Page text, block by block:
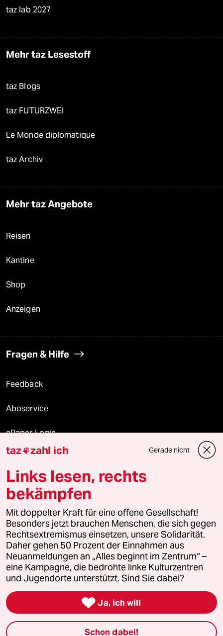
taz lab 2027
Mehr taz Lesestoff
taz Blogs
taz FUTURZWEI
Le Monde diplomatique
taz Archiv
Mehr taz Angebote
Reisen
Kantine
Shop
Anzeigen
Fragen & Hilfe
Feedback
Aboservice
ePaper Login
Downloads für Abonnierende
© 2026 taz Verlags und Vertriebs GmbH
Alle Rechte vorbehalten. Bei rechtlichen Fragen oder für Genehmigungen
wenden Sie sich bitte an
lizenzen@taz.de
Feedback Redaktionsstatut Kommune-Richtlinien
Leitlinie Informant Datenschutz Impressum AGB
Seitenwende Einwilligungen widerrufen (Ads)
taz zahl ich Gerade nicht
Links lesen, rechts
bekämpfen
Mit doppelter Kraft für eine offene Gesellschaft!
Besonders jetzt brauchen Menschen, die sich gegen
Rechtsextremismus einsetzen, unsere Solidarität.
Daher gehen 50 Prozent der Einnahmen aus
Neuanmeldungen an „Alles beginnt im Zentrum“ –
eine Kampagne, die bedrohte linke Kulturzentren
und Jugendorte unterstützt. Sind Sie dabei?
 Ja, ich will
Schon dabei!